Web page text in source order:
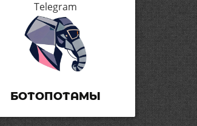
Telegram
БОТОПОТАМЫ